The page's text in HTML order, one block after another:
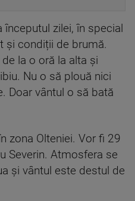
începutul zilei, în special
și condiții de brumă.
la o oră la alta și
Nu o să plouă nici
Doar vântul o să bată
zona Olteniei. Vor fi 29
Severin. Atmosfera se
și vântul este destul de